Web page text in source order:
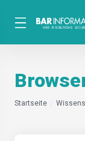
Startseite